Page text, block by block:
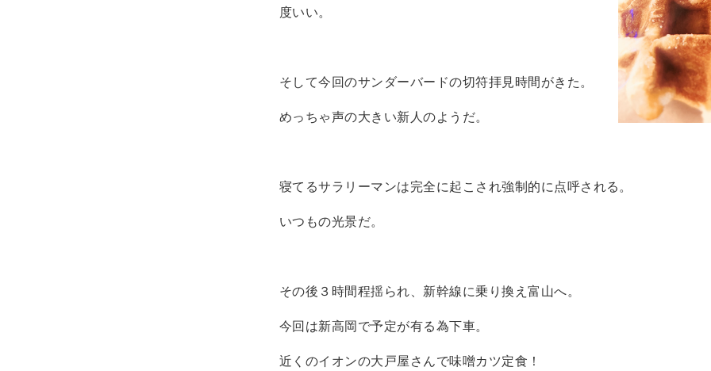
度いい。
そして今回のサンダーバードの切符拝見時間がきた。
めっちゃ声の大きい新人のようだ。
寝てるサラリーマンは完全に起こされ強制的に点呼される。
いつもの光景だ。
その後３時間程揺られ、新幹線に乗り換え富山へ。
今回は新高岡で予定が有る為下車。
近くのイオンの大戸屋さんで味噌カツ定食！